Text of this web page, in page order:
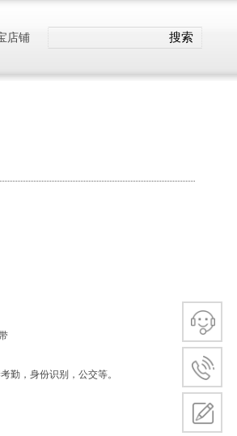
勤，身份识别，公交等。
店铺 搜索